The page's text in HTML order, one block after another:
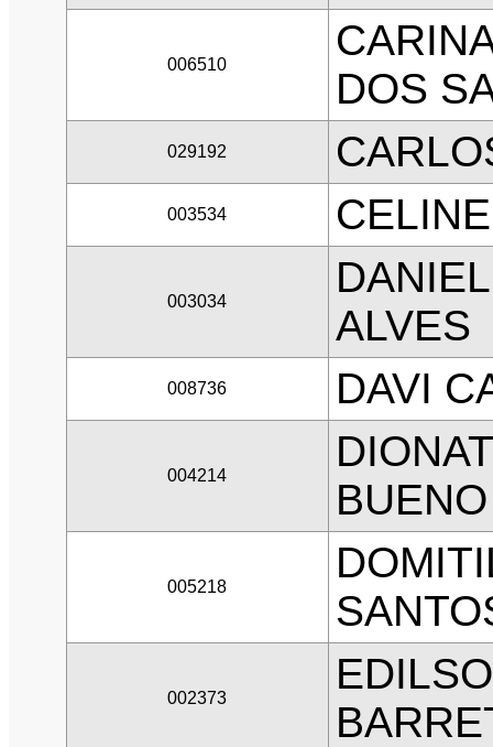
006510
DOS
029192
003534
003034
ALVES
008736 DAVI
004214
BUENO
005218
002373